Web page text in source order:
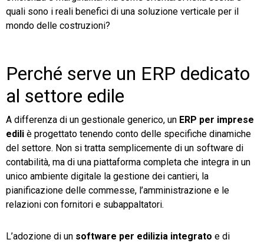
quali sono i reali benefici di una soluzione verticale per il
mondo delle costruzioni?
Perché serve un ERP dedicato
al settore edile
A differenza di un gestionale generico, un ERP per imprese
edili è progettato tenendo conto delle specifiche dinamiche
del settore. Non si tratta semplicemente di un software di
contabilità, ma di una piattaforma completa che integra in un
unico ambiente digitale la gestione dei cantieri, la
pianificazione delle commesse, l’amministrazione e le
relazioni con fornitori e subappaltatori.
L’adozione di un software per edilizia integrato e di